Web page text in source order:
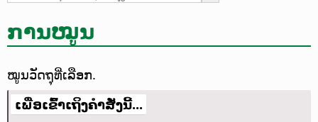
ການໝູນ
ໝູນວັດຖຸທີ່ເລືອກ.
ເພື່ອເຂົ້າເຖິງຄຳສັ່ງນີ້...